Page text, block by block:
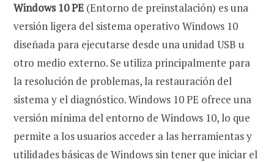
Windows 10 PE (Entorno de preinstalación) es una
versión ligera del sistema operativo Windows 10
diseñada para ejecutarse desde una unidad USB u
otro medio externo. Se utiliza principalmente para
la resolución de problemas, la restauración del
sistema y el diagnóstico. Windows 10 PE ofrece una
versión mínima del entorno de Windows 10, lo que
permite a los usuarios acceder a las herramientas y
utilidades básicas de Windows sin tener que iniciar el